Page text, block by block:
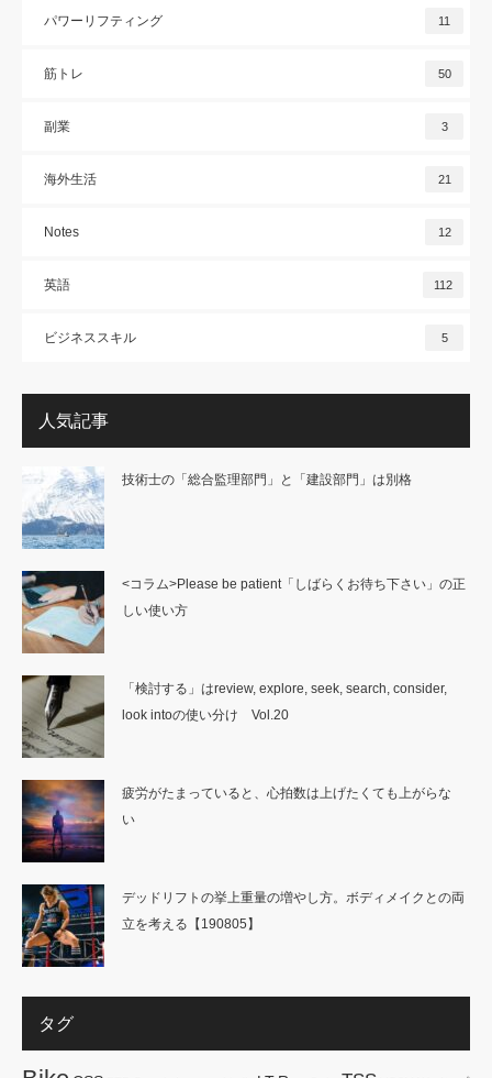
パワーリフティング 11
筋トレ 50
副業 3
海外生活 21
Notes 12
英語 112
ビジネススキル 5
人気記事
技術士の「総合監理部門」と「建設部門」は別格
<コラム>Please be patient「しばらくお待ち下さい」の正
しい使い方
「検討する」はreview, explore, seek, search, consider,
look intoの使い分け Vol.20
疲労がたまっていると、心拍数は上げたくても上がらな
い
デッドリフトの挙上重量の増やし方。ボディメイクとの両
立を考える【190805】
タグ